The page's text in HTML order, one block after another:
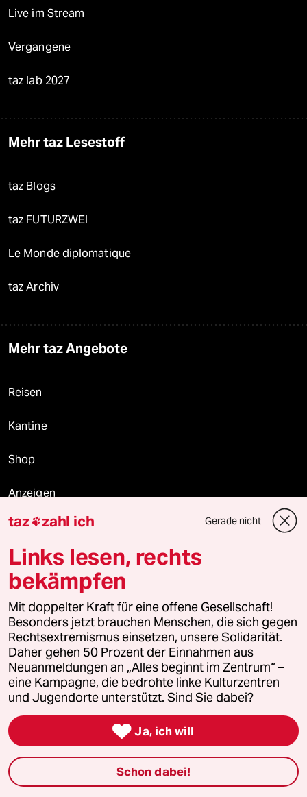
Live im Stream
Vergangene
taz lab 2027
Mehr taz Lesestoff
taz Blogs
taz FUTURZWEI
Le Monde diplomatique
taz Archiv
Mehr taz Angebote
Reisen
Kantine
Shop
Anzeigen
Fragen & Hilfe
Aboservice
ePaper Login
Downloads für Abonnierende
© 2026 taz Verlags und Vertriebs GmbH
Alle Rechte vorbehalten. Bei rechtlichen Fragen oder für Genehmigungen
wenden Sie sich bitte an
taz zahl ich Gerade nicht
Links lesen, rechts
bekämpfen
Mit doppelter Kraft für eine offene Gesellschaft!
Besonders jetzt brauchen Menschen, die sich gegen
Rechtsextremismus einsetzen, unsere Solidarität.
Daher gehen 50 Prozent der Einnahmen aus
Neuanmeldungen an „Alles beginnt im Zentrum“ –
eine Kampagne, die bedrohte linke Kulturzentren
und Jugendorte unterstützt. Sind Sie dabei?
 Ja, ich will
Schon dabei!